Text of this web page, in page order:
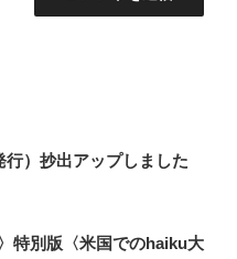
行）抄出アップしました
特別版〈米国でのhaiku大